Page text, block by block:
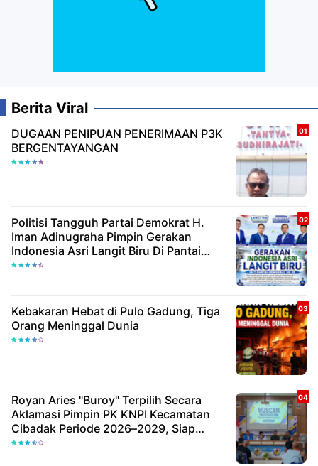
Berita Viral
DUGAAN PENIPUAN PENERIMAAN P3K
BERGENTAYANGAN
Politisi Tangguh Partai Demokrat H.
Iman Adinugraha Pimpin Gerakan
Indonesia Asri Langit Biru Di Pantai
Citepus
Kebakaran Hebat di Pulo Gadung, Tiga
Orang Meninggal Dunia
Royan Aries "Buroy" Terpilih Secara
Aklamasi Pimpin PK KNPI Kecamatan
Cibadak Periode 2026–2029, Siap
Wujudkan Pemuda Inovatif Dan